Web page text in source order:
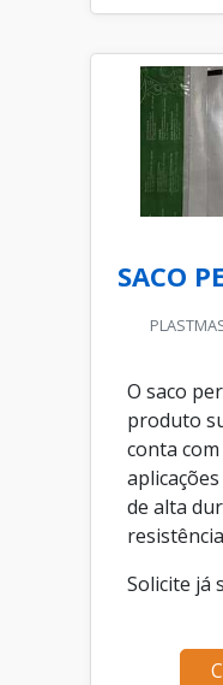
SACO
O saco
produto
conta
de alta
Solicite já